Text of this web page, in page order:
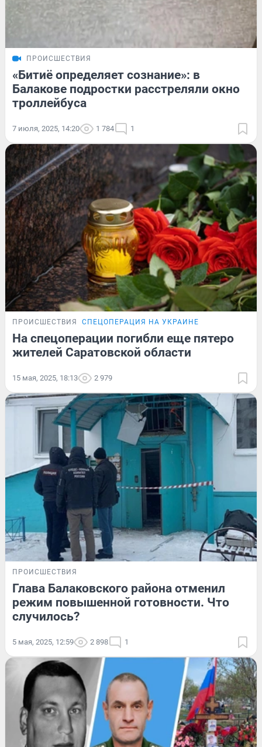
ПРОИСШЕСТВИЯ
«Битиё определяет сознание»: в
Балакове подростки расстреляли окно
троллейбуса
7 июля, 2025, 14:20 1 784 1
ПРОИСШЕСТВИЯ СПЕЦОПЕРАЦИЯ НА УКРАИНЕ
На спецоперации погибли еще пятеро
жителей Саратовской области
15 мая, 2025, 18:13 2 979
ПРОИСШЕСТВИЯ
Глава Балаковского района отменил
режим повышенной готовности. Что
случилось?
5 мая, 2025, 12:59 2 898 1